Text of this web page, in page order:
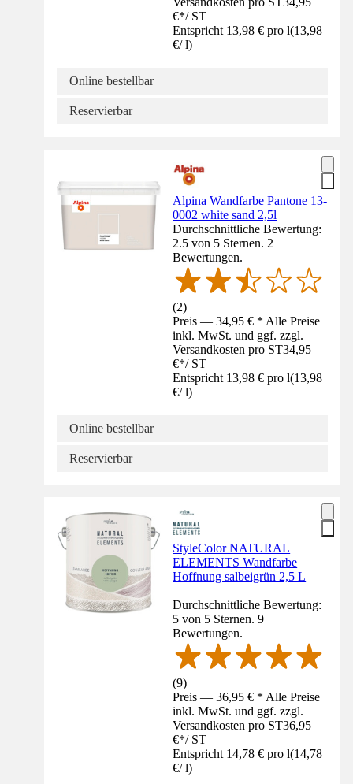
€*/ ST
Entspricht 13,98 € pro l(13,98
€/ l)
Online bestellbar
Reservierbar
Alpina Wandfarbe Pantone 13-
0002 white sand 2,5l
Durchschnittliche Bewertung:
2.5 von 5 Sternen. 2
Bewertungen.
(2)
Preis — 34,95 € * Alle Preise
inkl. MwSt. und ggf. zzgl.
Versandkosten pro ST34,95
€*/ ST
Entspricht 13,98 € pro l(13,98
€/ l)
Online bestellbar
Reservierbar
StyleColor NATURAL
ELEMENTS Wandfarbe
Hoffnung salbeigrün 2,5 L
Durchschnittliche Bewertung:
5 von 5 Sternen. 9
Bewertungen.
(9)
Preis — 36,95 € * Alle Preise
inkl. MwSt. und ggf. zzgl.
Versandkosten pro ST36,95
€*/ ST
Entspricht 14,78 € pro l(14,78
€/ l)